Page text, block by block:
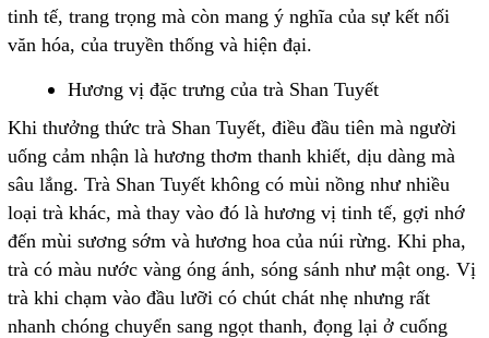
tinh tế, trang trọng mà còn mang ý nghĩa của sự kết nối
văn hóa, của truyền thống và hiện đại.
Hương vị đặc trưng của trà Shan Tuyết
Khi thưởng thức trà Shan Tuyết, điều đầu tiên mà người
uống cảm nhận là hương thơm thanh khiết, dịu dàng mà
sâu lắng. Trà Shan Tuyết không có mùi nồng như nhiều
loại trà khác, mà thay vào đó là hương vị tinh tế, gợi nhớ
đến mùi sương sớm và hương hoa của núi rừng. Khi pha,
trà có màu nước vàng óng ánh, sóng sánh như mật ong. Vị
trà khi chạm vào đầu lưỡi có chút chát nhẹ nhưng rất
nhanh chóng chuyển sang ngọt thanh, đọng lại ở cuống